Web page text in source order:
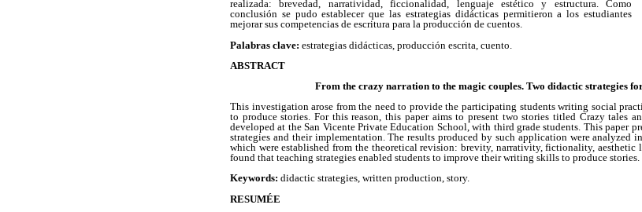
realizada: brevedad, narratividad, ficcionalidad, lenguaje estético y estructura. Como
conclusión se pudo establecer que las estrategias didácticas permitieron a los estudiantes
mejorar sus competencias de escritura para la producción de cuentos.
Palabras clave: estrategias didácticas, producción escrita, cuento.
ABSTRACT
From the crazy narration to the magic couples. Two didactic strategies
This investigation arose from the need to provide the participating students writing social
to produce stories. For this reason, this paper aims to present two stories titled Crazy tales
developed at the San Vicente Private Education School, with third grade students. This paper
strategies and their implementation. The results produced by such application were analyzed
which were established from the theoretical revision: brevity, narrativity, fictionality, aesthetic
found that teaching strategies enabled students to improve their writing skills to produce stories.
Keywords: didactic strategies, written production, story.
RESUMÉE